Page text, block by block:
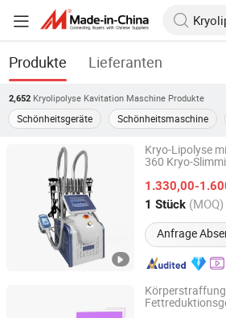
Produkte Lieferanten
2,652 Kryolipolyse Kavitation Maschine Produkte
Schönheitsgeräte Schönheitsmaschine
Kryo-Lipolyse
360 Kryo-
1.330,00-
1 Stück (MOQ)
Anfrage
Guangzhou Qili Technology Co., Ltd.
Guangdong, China Seit
Guangzhou Newbelle Technology